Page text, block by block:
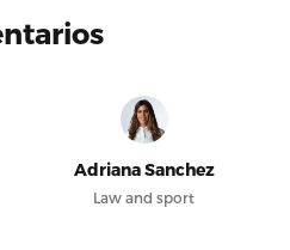
Adriana Sanchez
Law and sport